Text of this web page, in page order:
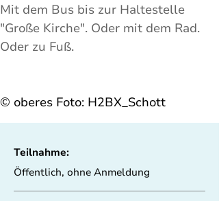
Mit dem Bus bis zur Haltestelle
"Große Kirche". Oder mit dem Rad.
Oder zu Fuß.
© oberes Foto: H2BX_Schott
Teilnahme:
Öffentlich, ohne Anmeldung